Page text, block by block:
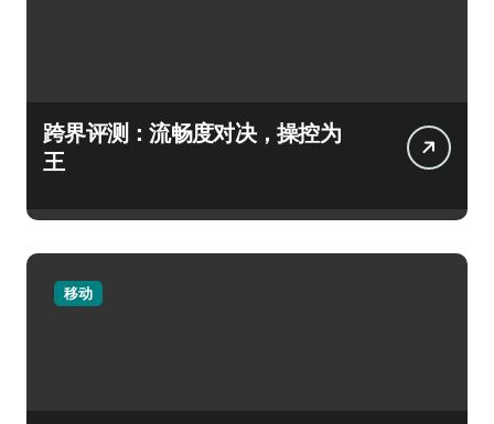
跨界评测：流畅度对决，操控为
王
移动